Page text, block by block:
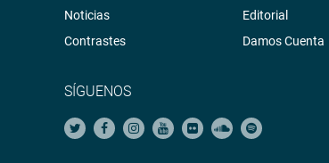
Noticias
Contrastes
Editorial
Damos Cuenta
SÍGUENOS